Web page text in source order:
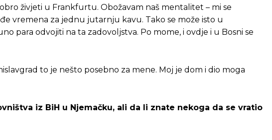
živjeti u Frankfurtu. Obožavam naš mentalitet – mi se
vremena za jednu jutarnju kavu. Tako se može isto u
para odvojiti na ta zadovoljstva. Po mome, i ovdje i u Bosni se
to je nešto posebno za mene. Moj je dom i dio moga
iz BiH u Njemačku, ali da li znate nekoga da se vratio